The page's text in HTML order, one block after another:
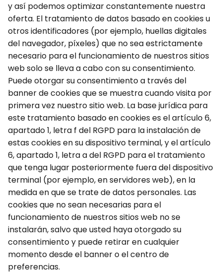
y así podemos optimizar constantemente nuestra
oferta. El tratamiento de datos basado en cookies u
otros identificadores (por ejemplo, huellas digitales
del navegador, píxeles) que no sea estrictamente
necesario para el funcionamiento de nuestros sitios
web solo se lleva a cabo con su consentimiento.
Puede otorgar su consentimiento a través del
banner de cookies que se muestra cuando visita por
primera vez nuestro sitio web. La base jurídica para
este tratamiento basado en cookies es el artículo 6,
apartado 1, letra f del RGPD para la instalación de
estas cookies en su dispositivo terminal, y el artículo
6, apartado 1, letra a del RGPD para el tratamiento
que tenga lugar posteriormente fuera del dispositivo
terminal (por ejemplo, en servidores web), en la
medida en que se trate de datos personales. Las
cookies que no sean necesarias para el
funcionamiento de nuestros sitios web no se
instalarán, salvo que usted haya otorgado su
consentimiento y puede retirar en cualquier
momento desde el banner o el centro de
preferencias.